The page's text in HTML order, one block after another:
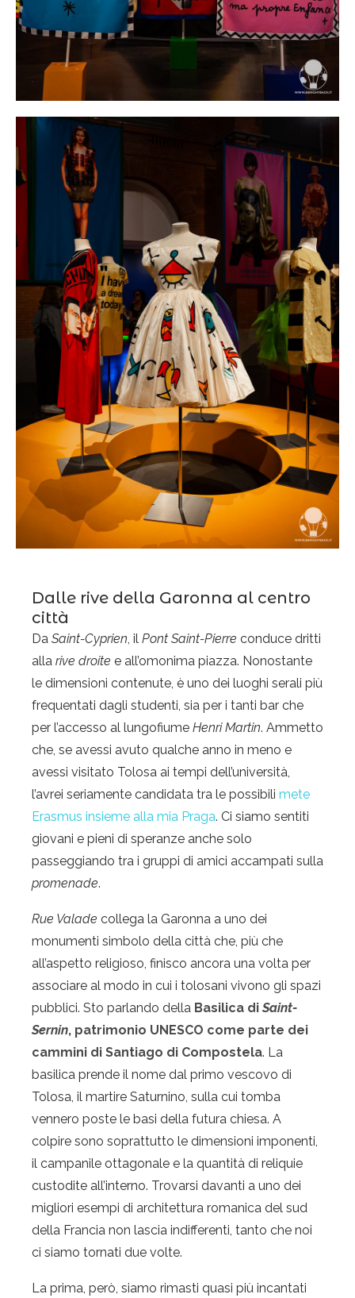
Dalle rive della Garonna al centro
città
Da Saint-Cyprien, il Pont Saint-Pierre conduce dritti
alla rive droite e all’omonima piazza. Nonostante
le dimensioni contenute, è uno dei luoghi serali più
frequentati dagli studenti, sia per i tanti bar che
per l’accesso al lungofiume Henri Martin. Ammetto
che, se avessi avuto qualche anno in meno e
avessi visitato Tolosa ai tempi dell’università,
l’avrei seriamente candidata tra le possibili mete
Erasmus insieme alla mia Praga. Ci siamo sentiti
giovani e pieni di speranze anche solo
passeggiando tra i gruppi di amici accampati sulla
promenade.
Rue Valade collega la Garonna a uno dei
monumenti simbolo della città che, più che
all’aspetto religioso, finisco ancora una volta per
associare al modo in cui i tolosani vivono gli spazi
pubblici. Sto parlando della Basilica di Saint-
Sernin, patrimonio UNESCO come parte dei
cammini di Santiago di Compostela. La
basilica prende il nome dal primo vescovo di
Tolosa, il martire Saturnino, sulla cui tomba
vennero poste le basi della futura chiesa. A
colpire sono soprattutto le dimensioni imponenti,
il campanile ottagonale e la quantità di reliquie
custodite all’interno. Trovarsi davanti a uno dei
migliori esempi di architettura romanica del sud
della Francia non lascia indifferenti, tanto che noi
ci siamo tornati due volte.
La prima, però, siamo rimasti quasi più incantati